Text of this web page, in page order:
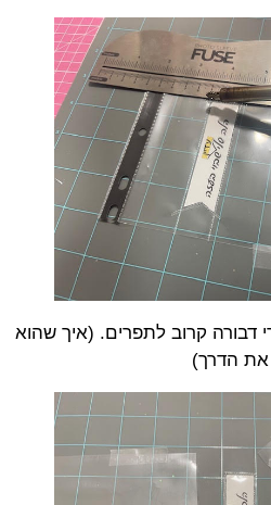
דבורה קרוב לתפרים. (איך שהוא
את הדרך)